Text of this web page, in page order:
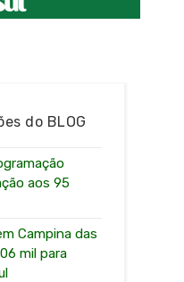
do BLOG
aos 95
Campina das
mil para